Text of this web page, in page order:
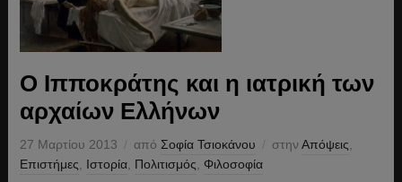
Ο Ιπποκράτης και η ιατρική των
αρχαίων Ελλήνων
27 Μαρτίου 2013 από Σοφία Τσιοκάνου στηνΑπόψεις
Επιστήμες
Ιστορία, Πολιτισμός Φιλοσοφία